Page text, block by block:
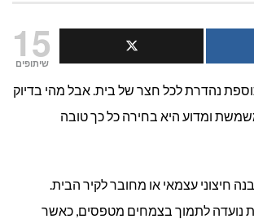
היתרונות
בבניית
15
שיתופים
נהדרת לכל חצר של בית. אבל מהי בדיוק
ומדוע היא בחירה כל כך טובה
חיצוני עצמאי או מחובר לקיר הבית.
נועדה לתמוך בצמחים מטפסים, כאשר